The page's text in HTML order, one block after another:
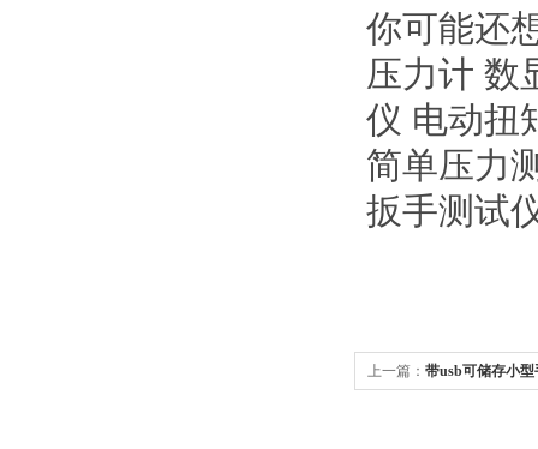
你可能还
压力计 数
仪 电动扭
简单压力
扳手测试
上一篇： 带usb可储存小